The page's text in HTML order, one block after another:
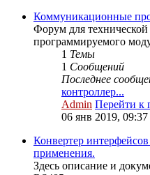
Коммуникационные
Форум для
программируемого
1 Темы
1 Сообщений
Последнее
контроллер...
Admin Перейти к
06 янв 2019, 09:37
Конвертер
применения.
Здесь описание и